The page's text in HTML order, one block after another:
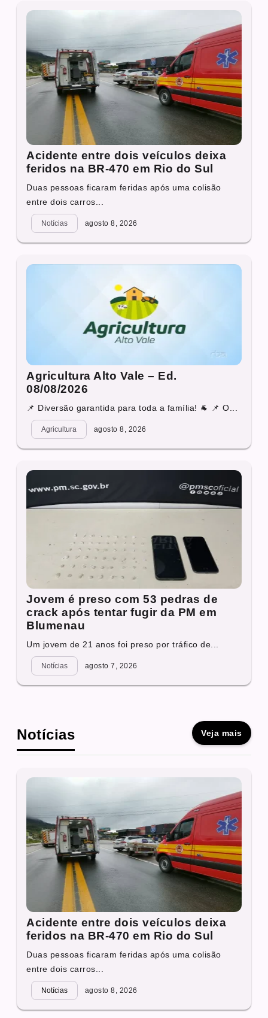
Acidente entre dois veículos deixa
feridos na BR-470 em Rio do Sul
Duas pessoas ficaram feridas após uma colisão
entre dois carros...
Notícias agosto 8, 2026
Agricultura Alto Vale – Ed.
08/08/2026
📌 Diversão garantida para toda a família! 🐐 📌 O...
Agricultura agosto 8, 2026
Jovem é preso com 53 pedras de
crack após tentar fugir da PM em
Blumenau
Um jovem de 21 anos foi preso por tráfico de...
Notícias agosto 7, 2026
Notícias Veja mais
Acidente entre dois veículos deixa
feridos na BR-470 em Rio do Sul
Duas pessoas ficaram feridas após uma colisão
entre dois carros...
Notícias agosto 8, 2026